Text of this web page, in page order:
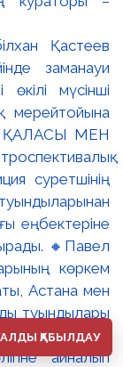
Қастеев
заманауи
өкілі мүсінші
ҚАЛАСЫ МЕН
суретшінің
еңбектеріне
🔸Павел
көркем
Астана мен
туындылары
сақталып
айналып
ҚАБЫЛДАУ